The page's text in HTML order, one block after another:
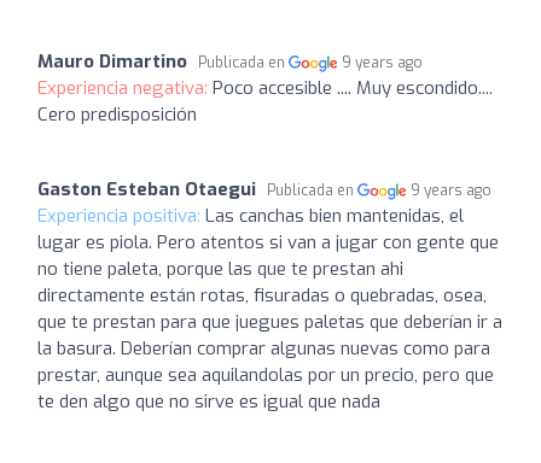
Mauro Dimartino Publicada en 9 years ago
Experiencia negativa: Poco accesible .... Muy escondido....
Cero predisposición
Gaston Esteban Otaegui Publicada en 9 years ago
Experiencia positiva: Las canchas bien mantenidas, el
lugar es piola. Pero atentos si van a jugar con gente que
no tiene paleta, porque las que te prestan ahi
directamente están rotas, fisuradas o quebradas, osea,
que te prestan para que juegues paletas que deberían ir a
la basura. Deberían comprar algunas nuevas como para
prestar, aunque sea aquilandolas por un precio, pero que
te den algo que no sirve es igual que nada